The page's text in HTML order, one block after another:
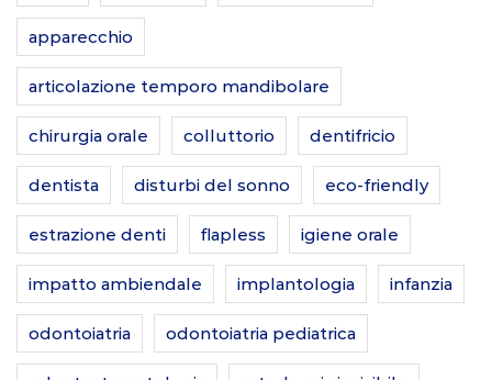
apparecchio
articolazione temporo mandibolare
chirurgia orale colluttorio dentifricio
dentista disturbi del sonno eco-friendly
estrazione denti flapless igiene orale
impatto ambiendale implantologia infanzia
odontoiatria odontoiatria pediatrica